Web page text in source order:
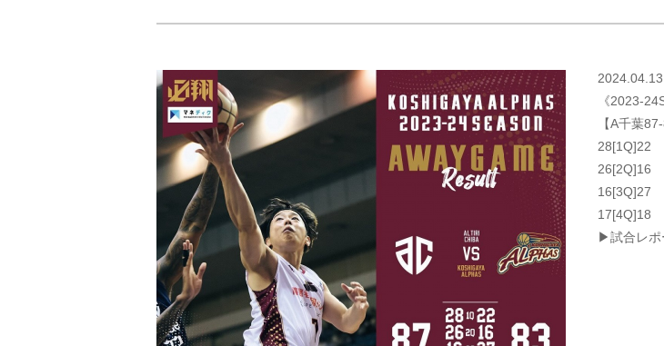
ブランドから探す 地図から探す
特集から探す
ご入居までの流れ ポラスのメルマガ登録
2024.04.13
《2023-
【A千葉
28[1Q]22
26[2Q]16
16[3Q]27
17[4Q]18
▶試合レポ